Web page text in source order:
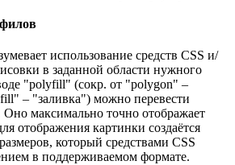
использование средств CSS и/
в заданной области нужного
"polyfill" (сокр. от "polygon" –
– "заливка") можно перевести
максимально точно отображает
отображения картинки создаётся
который средствами CSS
в поддерживаемом формате.